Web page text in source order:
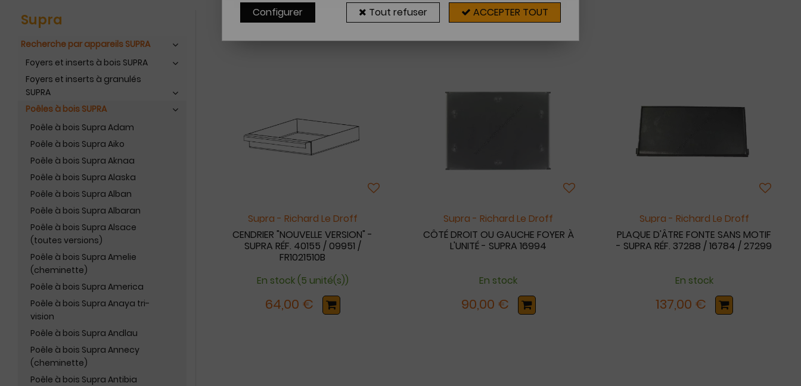
Supra
Recherche par appareils SUPRA
Foyers et inserts à bois SUPRA
Foyers et inserts à granulés
SUPRA
Poêles à bois SUPRA
Poêle à bois Supra Adam
Poêle à bois Supra Aiko
Poêle à bois Supra Aknaa
Poêle à bois Supra Alaska
Poêle à bois Supra Alban
Poêle à bois Supra Albaran
Poêle à bois Supra Alsace
(toutes versions)
Poêle à bois Supra Amelie
(cheminette)
Poêle à bois Supra America
Poêle à bois Supra Anaya tri-
vision
Poêle à bois Supra Andlau
Poêle à bois Supra Annecy
(cheminette)
Poêle à bois Supra Antibia
5 articles sur5
Supra - Richard Le Droff
CENDRIER "NOUVELLE VERSION" -
SUPRA RÉF. 40155 / 09951 /
FR1021510B
En stock (5 unité(s))
64,00 €
Supra - Richard Le Droff
CÔTÉ DROIT OU GAUCHE FOYER À
L'UNITÉ - SUPRA 16994
En stock
90,00 €
Supra - Richard Le Droff
PLAQUE D'ÂTRE FONTE SANS MOTIF
- SUPRA RÉF. 37288 / 16784 / 27299
En stock
137,00 €
Configurer Tout refuser ACCEPTER TOUT